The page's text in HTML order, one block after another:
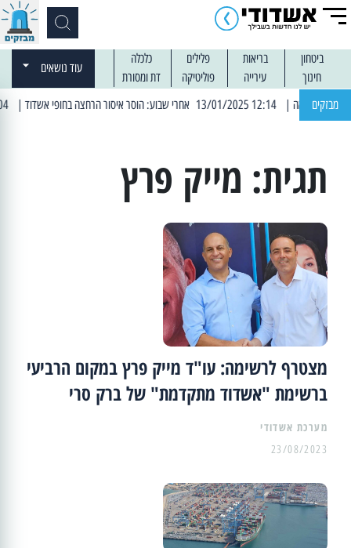
ביטחון בריאות פלילים
כלכלה
חינוך
עירייה פוליטיקה דת ומסורת
עוד נושאים
מבזקים | 12:14 13/01/2025 אחרי שבוע: הוסר איסור הרחצה בחופי אשדוד | 13:04 14/01/2025 עובדים בלילות: עבודות קרצוף וריבוד אספלט
תגית: מייק פרץ
מצטרף לרשימה: עו"ד מייק פרץ במקום הרביעי
ברשימת "אשדוד מתקדמת" של ברק סרי
מערכת אשדודי
23/08/2023